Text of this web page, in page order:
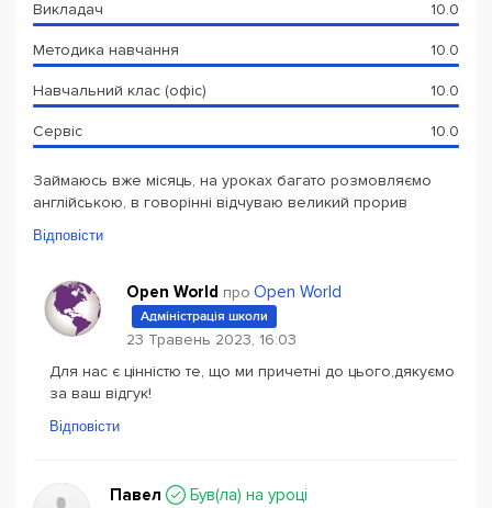
Викладач 10.0
Методика навчання 10.0
Навчальний клас (офіс) 10.0
Сервіс 10.0
Займаюсь вже місяць, на уроках багато розмовляємо
англійською, в говорінні відчуваю великий прорив
Відповісти
Open World про Open World
Адміністрація школи
23 Травень 2023, 16:03
Для нас є цінністю те, що ми причетні до цього,дякуємо
за ваш відгук!
Відповісти
Павел Був(ла) на уроці